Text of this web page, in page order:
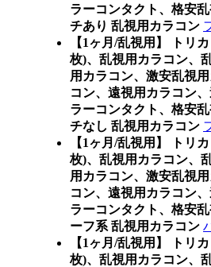
ラーコンタクト、格安
チあり 乱視用カラコン
【1ヶ月/乱視用】 トリ
枚)、乱視用カラコン、
用カラコン、激安乱視
コン、遠視用カラコン
ラーコンタクト、格安
チなし 乱視用カラコン
【1ヶ月/乱視用】 トリ
枚)、乱視用カラコン、
用カラコン、激安乱視
コン、遠視用カラコン
ラーコンタクト、格安
ーフ系 乱視用カラコン
【1ヶ月/乱視用】 トリ
枚)、乱視用カラコン、